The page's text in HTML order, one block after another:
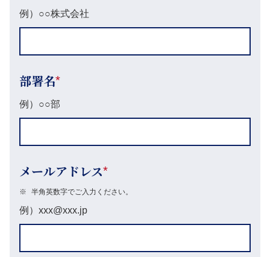
例）○○株式会社
部署名*
例）○○部
メールアドレス*
※ 半角英数字でご入力ください。
例）xxx@xxx.jp